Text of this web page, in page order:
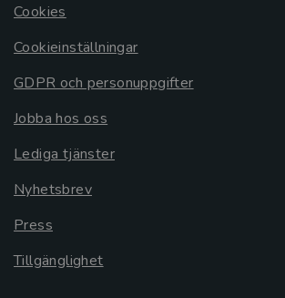
Cookies
Cookieinställningar
GDPR och personuppgifter
Jobba hos oss
Lediga tjänster
Nyhetsbrev
Press
Tillgänglighet